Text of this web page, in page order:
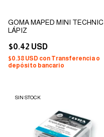
GOMA MAPED MINI TECHNIC
LÁPIZ
$0.42 USD
$0.38 USD con Transferencia o
depósito bancario
SIN STOCK